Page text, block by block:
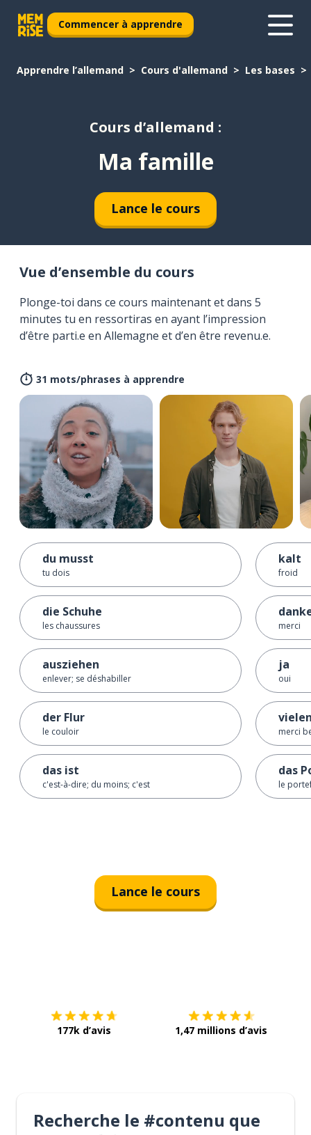
Commencer à apprendre
Apprendre l’allemand Cours d'allemand Les bases
Cours d’allemand :
Ma famille
Lance le cours
Vue d’ensemble du cours
Plonge-toi dans ce cours maintenant et dans 5
minutes tu en ressortiras en ayant l’impression
d’être parti.e en Allemagne et d’en être revenu.e.
31 mots/phrases à apprendre
du musst
tu dois
die Schuhe
les chaussures
ausziehen
enlever; se déshabiller
der Flur
le couloir
das ist
c'est-à-dire; du moins; c'est
kalt
froid
merci
ja
oui
merci
das
le
Lance le cours
177k d’avis 1,47 millions d’avis
Recherche le #contenu que